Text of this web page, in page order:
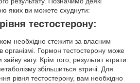
яких ви можете схуднути:
тестостерону:
необхідно стежити за власним
організмі. Гормон тестостерону може
вагу. Крім того, результат втрати
збільшиться втричі. Для
рівня тестостерону, вам необхідно